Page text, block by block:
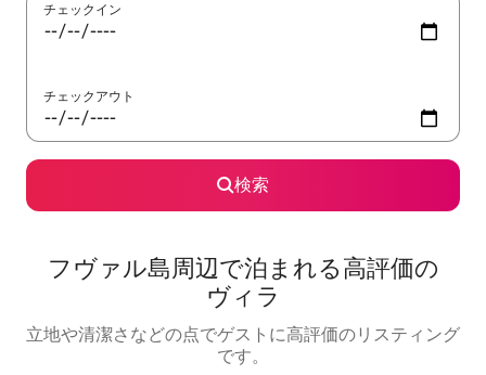
チェックイン
チェックアウト
検索
フヴァル島周⁠辺⁠で泊⁠ま⁠れ⁠る高⁠評⁠価⁠の
ヴ⁠ィ⁠ラ
立地や清潔さなどの点でゲストに高評価のリスティング
です。